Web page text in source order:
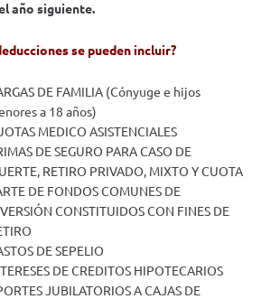
año siguiente.
se pueden incluir?
DE FAMILIA (Cónyuge e hijos
a 18 años)
MEDICO ASISTENCIALES
DE SEGURO PARA CASO DE
RETIRO PRIVADO, MIXTO Y CUOTA
DE FONDOS COMUNES DE
CONSTITUIDOS CON FINES DE
DE SEPELIO
DE CREDITOS HIPOTECARIOS
JUBILATORIOS A CAJAS DE